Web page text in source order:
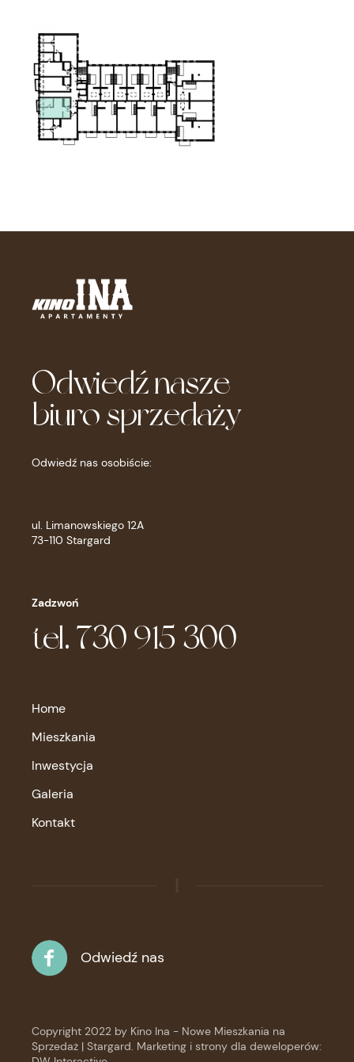
Odwiedź nasze
biuro sprzedaży
Odwiedź nas osobiście:
ul. Limanowskiego 12A
73-110 Stargard
Zadzwoń
tel. 730 915 300
Home
Mieszkania
Inwestycja
Galeria
Kontakt
Copyright 2022 by Kino Ina - Nowe Mieszkania na
Sprzedaż | Stargard. Marketing i strony dla deweloperów:
Odwiedź nas